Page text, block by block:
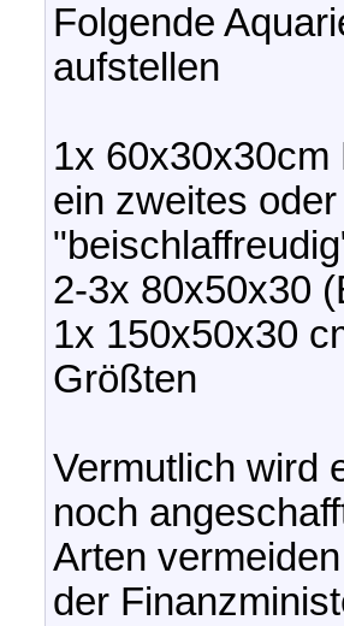
Folgende
aufstellen
1x
ein zweites
2-3x 80x50x30
1x 150x50x30
Größten
Vermutlich wird
noch
Arten
der